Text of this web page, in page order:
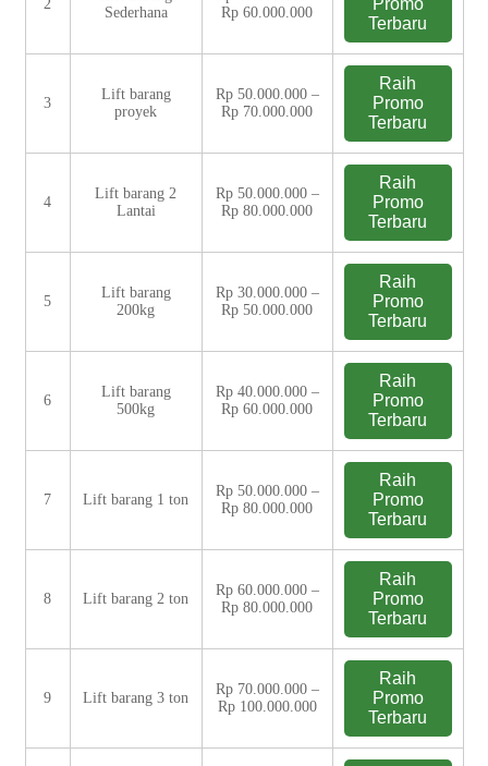
2
Sederhana
Rp 60.000.000
Promo
Terbaru
3
Lift barang
proyek
Rp 50.000.000 –
Rp 70.000.000
Raih
Promo
Terbaru
4
Lift barang 2
Lantai
Rp 50.000.000 –
Rp 80.000.000
Raih
Promo
Terbaru
5
Lift barang
200kg
Rp 30.000.000 –
Rp 50.000.000
Raih
Promo
Terbaru
6
Lift barang
500kg
Rp 40.000.000 –
Rp 60.000.000
Raih
Promo
Terbaru
7 Lift barang 1 ton
Rp 50.000.000 –
Rp 80.000.000
Raih
Promo
Terbaru
8 Lift barang 2 ton
Rp 60.000.000 –
Rp 80.000.000
Raih
Promo
Terbaru
9 Lift barang 3 ton
Rp 70.000.000 –
Rp 100.000.000
Raih
Promo
Terbaru